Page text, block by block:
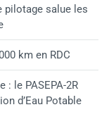
pilotage salue les
km en RDC
: le PASEPA-2R
d’Eau Potable